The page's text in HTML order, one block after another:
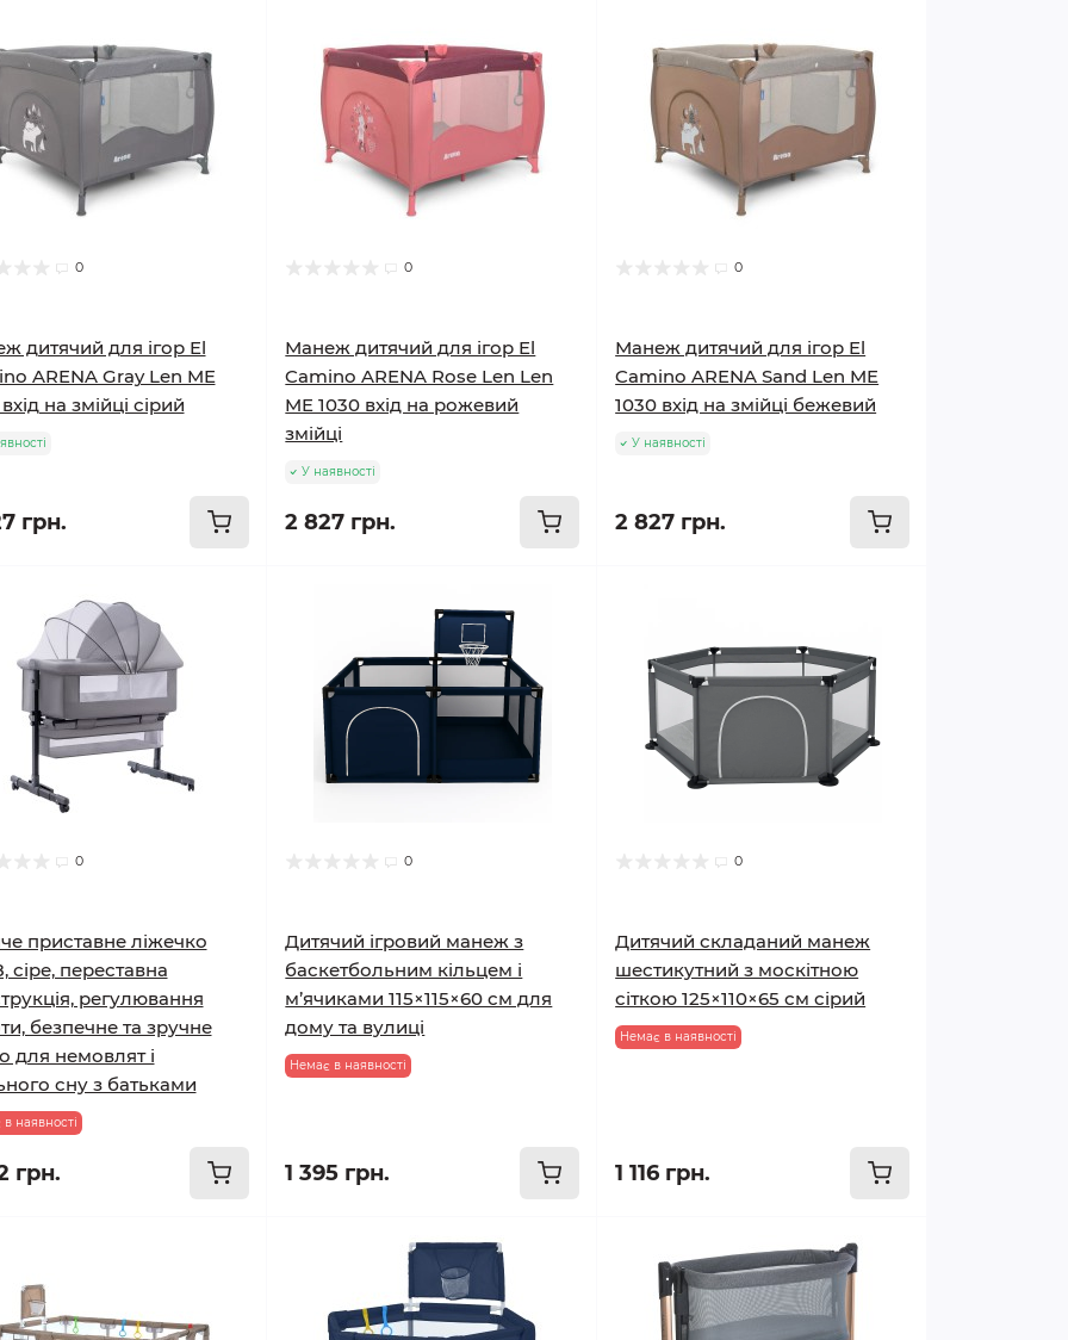
0
дитячий для ігор El
ARENA Gray Len ME
на змійці сірий
грн.
0
Манеж дитячий для ігор El
Camino ARENA Rose Len Len
ME 1030 вхід на рожевий
змійці
У наявності
2 827 грн.
0
Манеж дитячий для ігор El
Camino ARENA Sand Len ME
1030 вхід на змійці бежевий
У наявності
2 827 грн.
0
приставне ліжечко
сіре, переставна
регулювання
безпечне та зручне
для немовлят і
сну з батьками
наявності
грн.
0
Дитячий ігровий манеж з
баскетбольним кільцем і
м’ячиками 115×115×60 см для
дому та вулиці
Немає в наявності
1 395 грн.
0
Дитячий складаний манеж
шестикутний з москітною
сіткою 125×110×65 см сірий
Немає в наявності
1 116 грн.